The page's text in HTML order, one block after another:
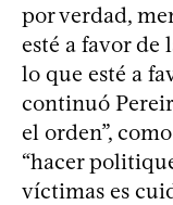
por verdad,
esté a favor de
lo que esté a
continuó
el orden”,
“hacer
víctimas es